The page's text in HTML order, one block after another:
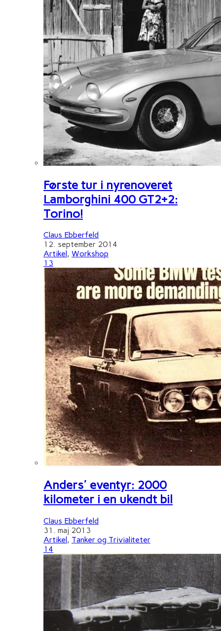
Første tur i nyrenoveret
Lamborghini 400 GT2+2:
Torino!
Claus Ebberfeld
12. september 2014
Artikel , Workshop
13
Anders' eventyr: 2000
kilometer i en ukendt bil
Claus Ebberfeld
31. maj 2013
Artikel , Tanker og Trivialiteter
14